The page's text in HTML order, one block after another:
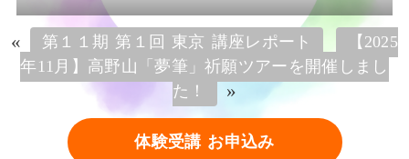
« 第１１期 第１回 東京 講座レポート
【2025
年11月】高野山「夢筆」祈願ツアーを開催しまし
た！
»
体験受講 お申込み